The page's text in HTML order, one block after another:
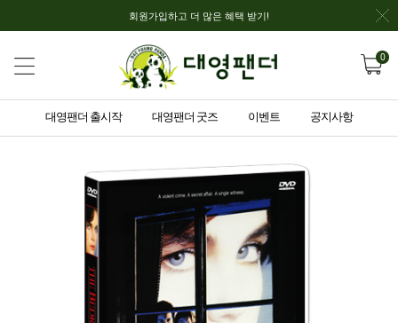
회원가입하고 더 많은 혜택 받기!
0
대영팬더 출시작 대영팬더 굿즈 이벤트 공지사항